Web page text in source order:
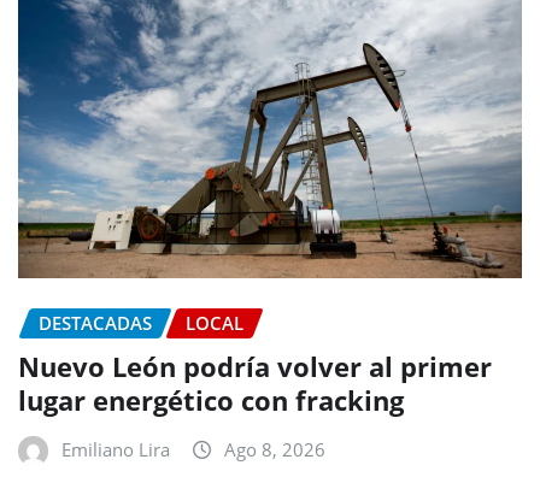
DESTACADAS LOCAL
Nuevo León podría volver al primer
lugar energético con fracking
Emiliano Lira Ago 8, 2026